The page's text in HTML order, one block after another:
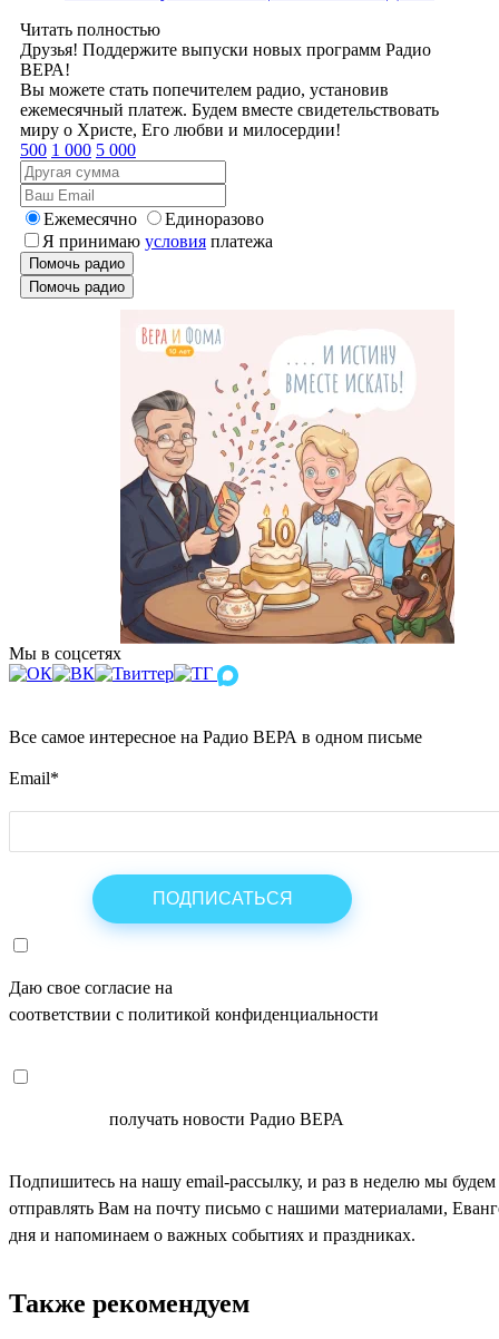
Читать полностью
Друзья! Поддержите выпуски новых программ Радио
ВЕРА!
Вы можете стать попечителем радио, установив
ежемесячный платеж. Будем вместе свидетельствовать
миру о Христе, Его любви и милосердии!
500 1 000 5 000
Ежемесячно
Единоразово
Я принимаю условия платежа
Помочь радио
Помочь радио
Мы в соцсетях
Все самое интересное на Радио ВЕРА в одном письме
Email*
Даю свое согласие на
соответствии с политикой конфиденциальности
получать новости Радио ВЕРА
Подпишитесь на нашу email-рассылку, и раз в неделю мы будем
отправлять Вам на почту письмо с нашими материалами,
дня и напоминаем о важных событиях и праздниках.
Также рекомендуем